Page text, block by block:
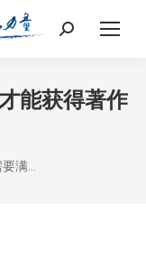
Search:
能获得著作
满…